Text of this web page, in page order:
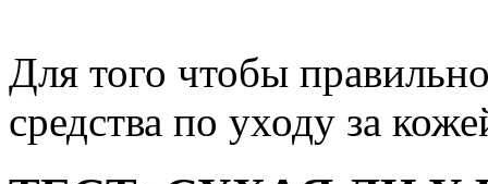
Для того чтобы
средства по уходу за